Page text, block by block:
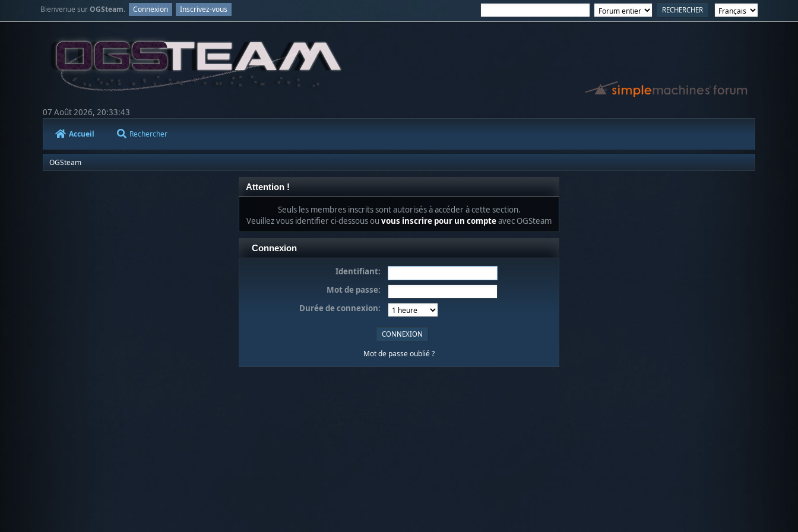
Bienvenue surOGSteam. Connexion Inscrivez-vous
07 Août 2026, 20:33:43
Accueil Rechercher
OGSteam
Attention !
Seuls les membres inscrits sont autorisés à accéder à cette section.
Veuillez vous identifier ci-dessous ou vous inscrire pour un compteavec OGSteam
Connexion
Identifiant:
Mot de passe:
Durée de connexion:
Mot de passe oublié ?